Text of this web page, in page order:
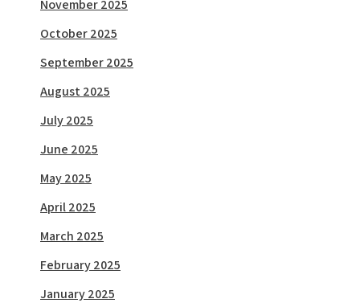
November 2025
October 2025
September 2025
August 2025
July 2025
June 2025
May 2025
April 2025
March 2025
February 2025
January 2025